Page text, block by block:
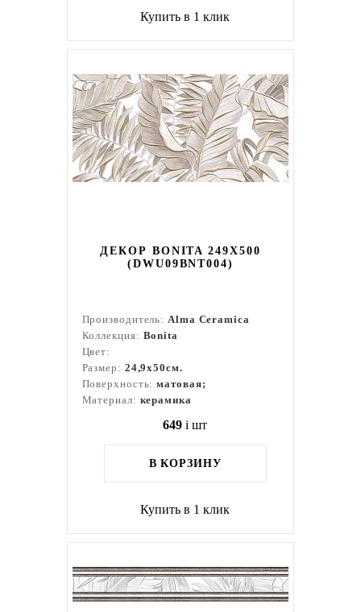
Купить в 1 клик
ДЕКОР BONITA 249X500
(DWU09BNT004)
Производитель:Alma Ceramica
Коллекция: Bonita
Цвет:
Размер: 24,9x50см.
Поверхность:матовая;
Материал: керамика
649 i шт
В КОРЗИНУ
Купить в 1 клик